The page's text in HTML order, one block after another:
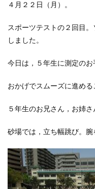
４月２２日（月）。
スポーツテストの２回目
しました。
今日は，５年生に測定のお
おかげでスムーズに進める
５年生のお兄さん，お姉さ
砂場では，立ち幅跳び。腕